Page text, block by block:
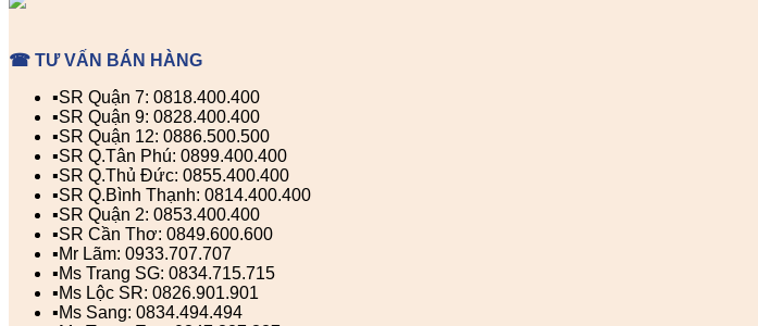
☎ TƯ VẤN BÁN HÀNG
▪️SR Quận 7: 0818.400.400
▪️SR Quận 9: 0828.400.400
▪️SR Quận 12: 0886.500.500
▪️SR Q.Tân Phú: 0899.400.400
▪️SR Q.Thủ Đức: 0855.400.400
▪️SR Q.Bình Thạnh: 0814.400.400
▪️SR Quận 2: 0853.400.400
▪️SR Cần Thơ: 0849.600.600
▪️Mr Lãm: 0933.707.707
▪️Ms Trang SG: 0834.715.715
▪️Ms Lộc SR: 0826.901.901
▪️Ms Sang: 0834.494.494